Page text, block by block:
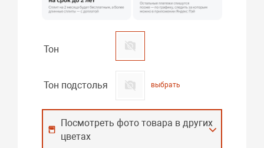
Тон
Тон подстолья выбрать
Посмотреть фото товара в других
цветах